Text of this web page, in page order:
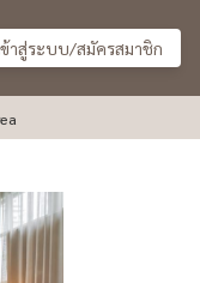
ข้าสู่ระบบ/สมัครสมาชิก